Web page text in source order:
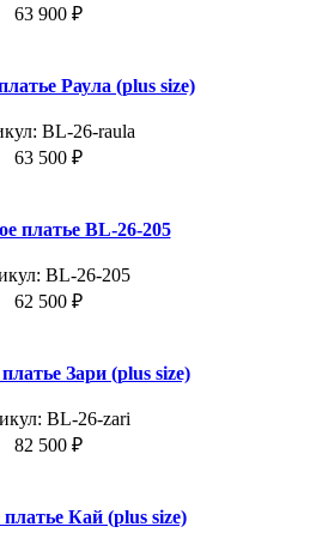
63 900 ₽
Раула (plus size)
BL-26-raula
63 500 ₽
платье BL-26-205
BL-26-205
62 500 ₽
Зари (plus size)
BL-26-zari
82 500 ₽
Кай (plus size)